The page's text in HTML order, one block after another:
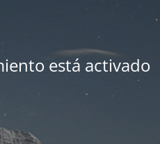
está activado